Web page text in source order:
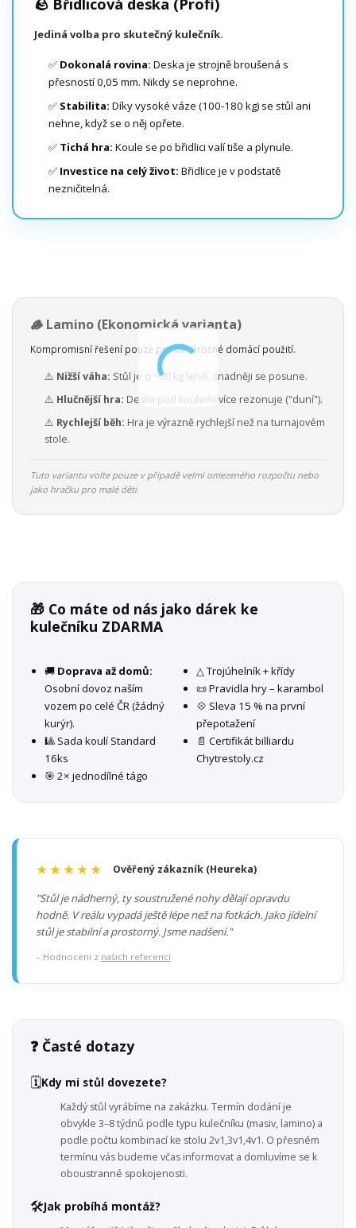
Jediná volba pro skutečný kulečník.
✅ Dokonalá rovina: Deska je strojně broušená s
přesností 0,05 mm. Nikdy se neprohne.
✅ Stabilita: Díky vysoké váze (100-180 kg) se stůl ani
nehne, když se o něj opřete.
✅ Tichá hra: Koule se po břidlici valí tiše a plynule.
✅ Investice na celý život: Břidlice je v podstatě
nezničitelná.
🪵 Lamino (Ekonomická varianta)
Kompromisní řešení pouze pro nenáročné domácí použití.
⚠️ Nižší váha: Stůl je o ~80 kg lehčí, snadněji se posune.
⚠️ Hlučnější hra: Deska pod koulemi více rezonuje ("duní").
⚠️ Rychlejší běh: Hra je výrazně rychlejší než na turnajovém
stole.
Tuto variantu volte pouze v případě velmi omezeného rozpočtu nebo
jako hračku pro malé děti.
🎁 Co máte od nás jako dárek ke
kulečníku ZDARMA
🚚 Doprava až domů:
Osobní dovoz naším
vozem po celé ČR (žádný
kurýr).
🎱 Sada koulí Standard
16ks
🎯 2× jednodílné tágo
△ Trojúhelník + křídy
📜 Pravidla hry – karambol
💠 Sleva 15 % na první
přepotažení
📄 Certifikát billiardu
Chytrestoly.cz
★★★★★ Ověřený zákazník (Heureka)
"Stůl je nádherný, ty soustružené nohy dělají opravdu
hodně. V reálu vypadá ještě lépe než na fotkách. Jako jídelní
stůl je stabilní a prostorný. Jsme nadšení."
– Hodnocení z našich referencí
❓ Časté dotazy
🗓️Kdy mi stůl dovezete?
Každý stůl vyrábíme na zakázku. Termín dodání je
obvykle 3–8 týdnů podle typu kulečníku (masiv, lamino) a
podle počtu kombinací ke stolu 2v1,3v1,4v1. O přesném
termínu vás budeme včas informovat a domluvíme se k
oboustranné spokojenosti.
🛠️Jak probíhá montáž?